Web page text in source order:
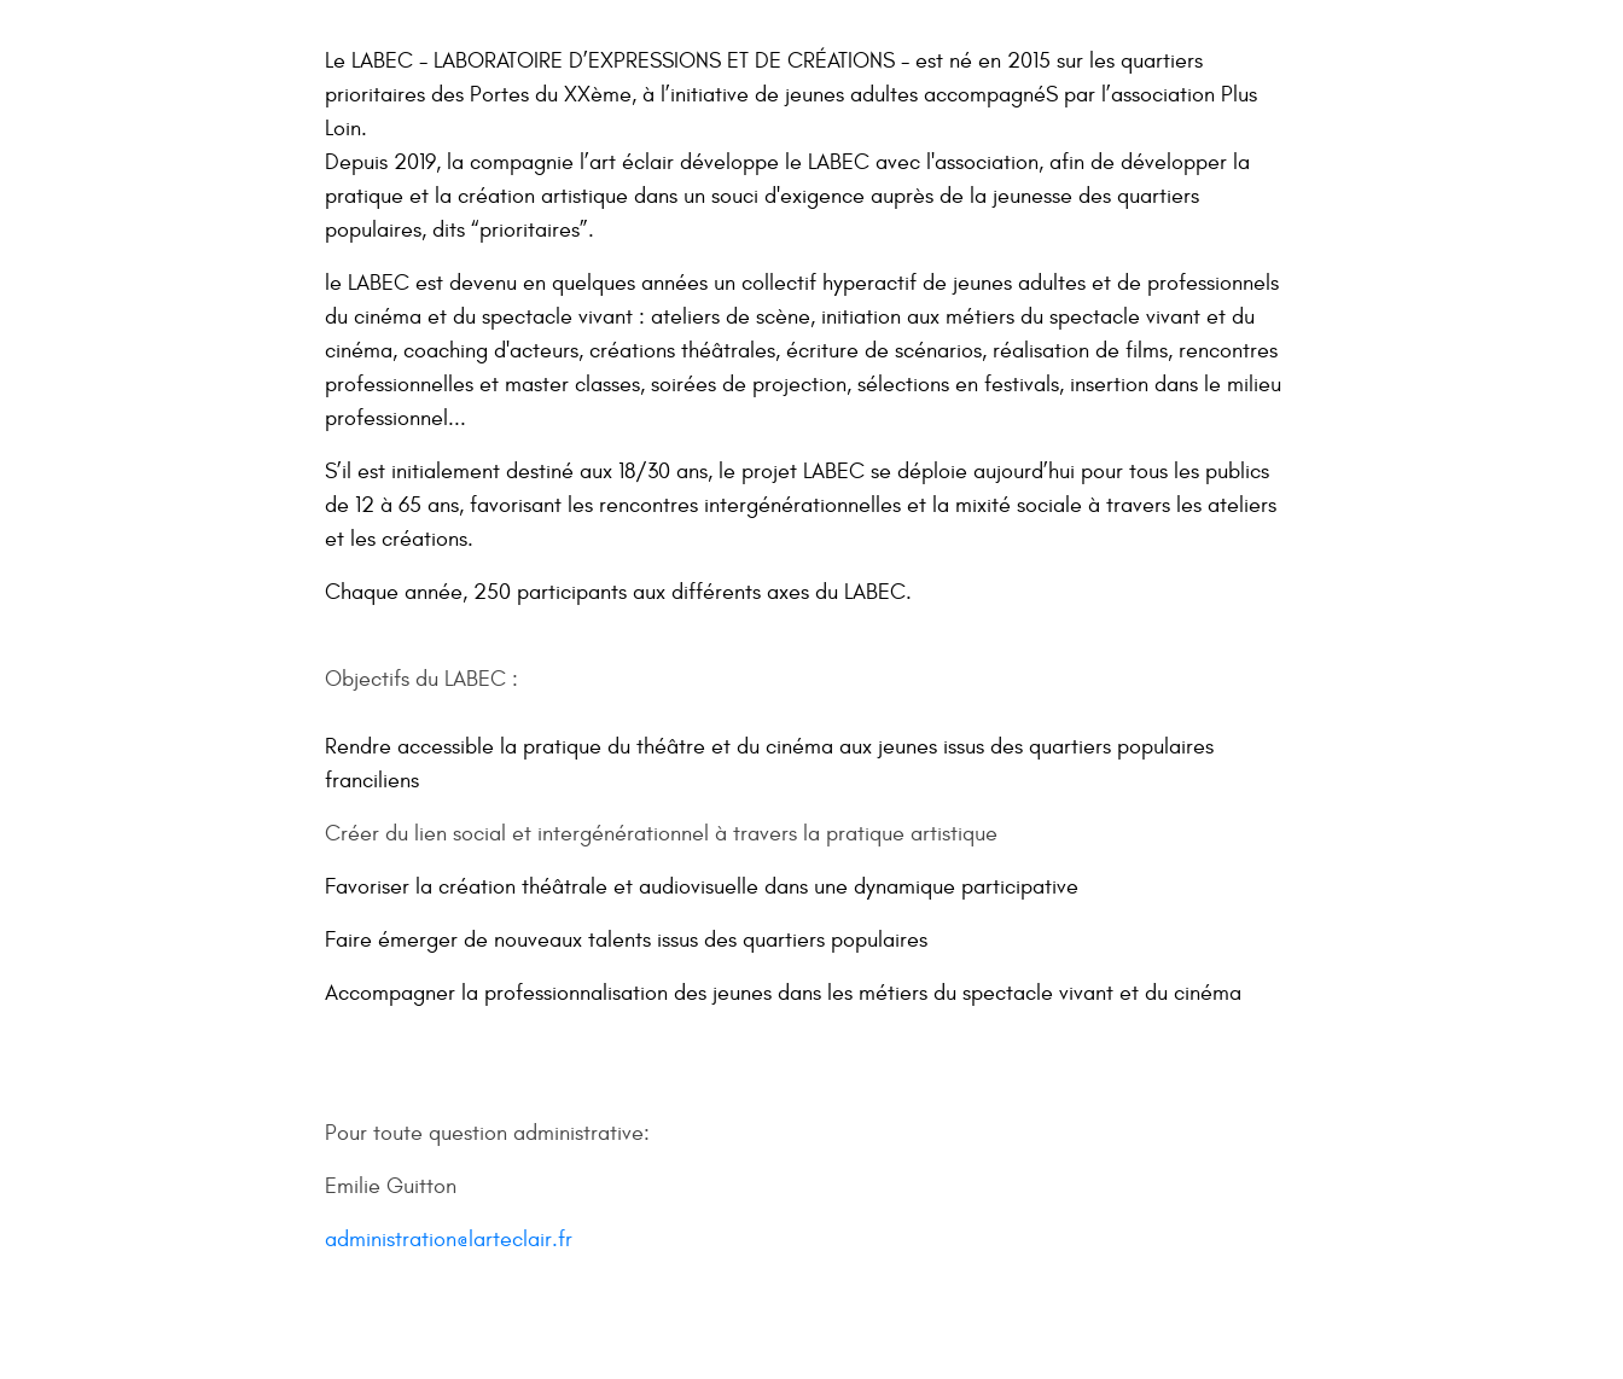
Le LABEC - LABORATOIRE D’EXPRESSIONS ET DE CRÉATIONS - est né en 2015 sur les quartiers
prioritaires des Portes du XXème, à l’initiative de jeunes adultes accompagnéS par l’association Plus
Loin.
Depuis 2019, la compagnie l’art éclair développe le LABEC avec l'association, afin de développer la
pratique et la création artistique dans un souci d'exigence auprès de la jeunesse des quartiers
populaires, dits “prioritaires”.
le LABEC est devenu en quelques années un collectif hyperactif de jeunes adultes et de professionnels
du cinéma et du spectacle vivant : ateliers de scène, initiation aux métiers du spectacle vivant et du
cinéma, coaching d'acteurs, créations théâtrales, écriture de scénarios, réalisation de films, rencontres
professionnelles et master classes, soirées de projection, sélections en festivals, insertion dans le milieu
professionnel...
S’il est initialement destiné aux 18/30 ans, le projet LABEC se déploie aujourd’hui pour tous les publics
de 12 à 65 ans, favorisant les rencontres intergénérationnelles et la mixité sociale à travers les ateliers
et les créations.
Chaque année, 250 participants aux différents axes du LABEC.
Objectifs du LABEC :
Rendre accessible la pratique du théâtre et du cinéma aux jeunes issus des quartiers populaires
franciliens
Créer du lien social et intergénérationnel à travers la pratique artistique
Favoriser la création théâtrale et audiovisuelle dans une dynamique participative
Faire émerger de nouveaux talents issus des quartiers populaires
Accompagner la professionnalisation des jeunes dans les métiers du spectacle vivant et du cinéma
Pour toute question administrative:
Emilie Guitton
administration@larteclair.fr